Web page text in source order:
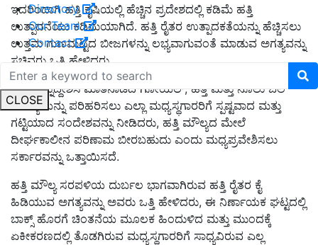
Directory
Our Team
Contact
CLOSE
ಇದರಿಂದಾಗಿ ಹತ್ತಿ ಕೃಷಿಯಲ್ಲಿ ಹೆಚ್ಚಿನ ಪ್ರದೇಶದಲ್ಲಿ ಕಡಿಮೆ ಹತ್ತಿ
ಉತ್ಪಾದನೆಯು ಕಡಿಮೆಯಾಗಿದೆ. ಹತ್ತಿ ರೈತರ ಉತ್ಪಾದಕತೆಯನ್ನು ಹೆಚ್ಚಿಸಲು
ಉತ್ತಮ ಗುಣಮಟ್ಟದ ಬೀಜಗಳನ್ನು ಲಭ್ಯವಾಗುವಂತೆ ಮಾಡುವ ಅಗತ್ಯವನ್ನು
ಸಚಿವರು ಒತ್ತಿ ಹೇಳಿದರು.
ಸಭೆಯನ್ನುದ್ದೇಶಿಸಿ ಮಾತನಾಡಿದ ಗೋಯಲ್, ಹತ್ತಿ ಮತ್ತು ನೂಲು ಬೆಲೆ
ಸಮಸ್ಯೆಯನ್ನು ಪರಿಹರಿಸಲು ಎಲ್ಲಾ ಮಧ್ಯಸ್ಥಗಾರರಿಗೆ ಸ್ಪಷ್ಟವಾದ ಮತ್ತು
ಗಟ್ಟಿಯಾದ ಸಂದೇಶವನ್ನು ನೀಡಿದರು, ಹತ್ತಿ ಮೌಲ್ಯದ ಮೇಲೆ
ದೀರ್ಘಕಾಲೀನ ಪರಿಣಾಮ ಬೀರಬಹುದು ಎಂದು ಮಧ್ಯಪ್ರವೇಶಿಸಲು
ಸರ್ಕಾರವನ್ನು ಒತ್ತಾಯಿಸದೆ.
ಹತ್ತಿ ಮೌಲ್ಯ ಸರಪಳಿಯ ದುರ್ಬಲ ಭಾಗವಾಗಿರುವ ಹತ್ತಿ ರೈತರ ಕೈ
ಹಿಡಿಯುವ ಅಗತ್ಯವನ್ನು ಅವರು ಒತ್ತಿ ಹೇಳಿದರು, ಈ ನಿರ್ಣಾಯಕ ಘಟ್ಟದಲ್ಲಿ
ಬಾಕ್ಸ್ ಹೊರಗೆ ಚಿಂತನೆಯ ಮೂಲಕ ಹಿಂದುಳಿದ ಮತ್ತು ಮುಂದಕ್ಕೆ
ಏಕೀಕರಣದಲ್ಲಿ ತೊಡಗಿರುವ ಮಧ್ಯಸ್ಥಗಾರರಿಗೆ ಸಾಧ್ಯವಿರುವ ಎಲ್ಲ